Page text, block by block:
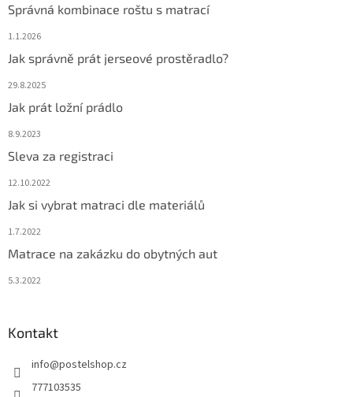
Správná kombinace roštu s matrací
1.1.2026
Jak správně prát jerseové prostěradlo?
29.8.2025
Jak prát ložní prádlo
8.9.2023
Sleva za registraci
12.10.2022
Jak si vybrat matraci dle materiálů
1.7.2022
Matrace na zakázku do obytných aut
5.3.2022
Kontakt
info@postelshop.cz
777103535